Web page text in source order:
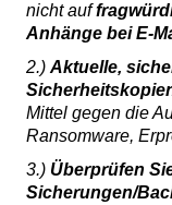
nicht auf
Anhänge bei E-
2.) Aktuelle,
Mittel gegen die
Ransomware,
3.) Überprüfen
Sicherungen/